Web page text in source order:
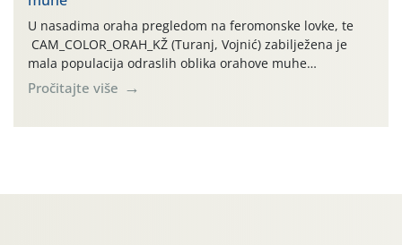
U nasadima oraha pregledom na feromonske lovke, te
CAM_COLOR_ORAH_KŽ (Turanj, Vojnić) zabilježena je
mala populacija odraslih oblika orahove muhe
(Rhagoletis completa). Niska brojnost može se objasniti
činjenicom da je riječ o mladim nasadima s vrlo malim
Pročitajte više